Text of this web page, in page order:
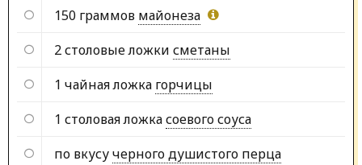
150 граммов майонеза
2 столовые ложки сметаны
1 чайная ложка горчицы
1 столовая ложкасоевого соуса
по вкусучерного душистого перца